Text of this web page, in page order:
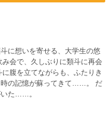
に想いを寄せる、大学生の悠
会で、久しぶりに類斗に再会
腹を立てながらも、ふたりき
時の記憶が蘇ってきて……。 だ
いた……。